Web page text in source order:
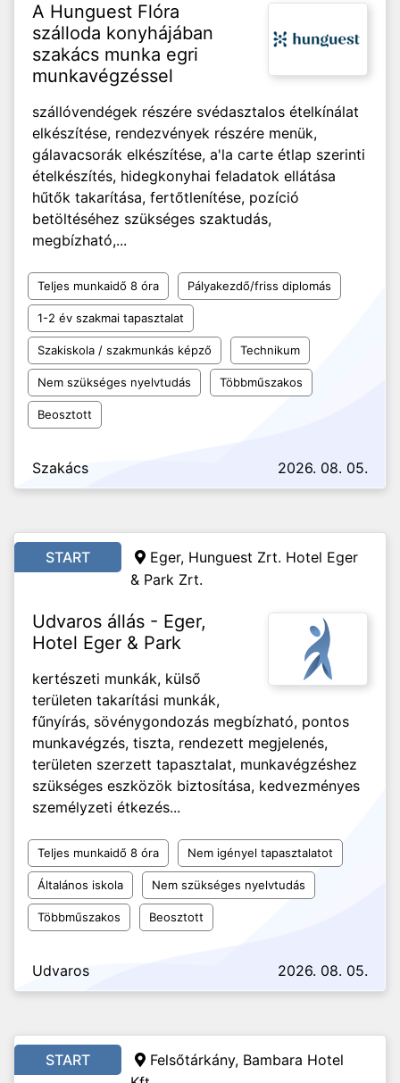
A Hunguest Flóra
szálloda konyhájában
szakács munka egri
munkavégzéssel
szállóvendégek részére svédasztalos ételkínálat
elkészítése, rendezvények részére menük,
gálavacsorák elkészítése, a'la carte étlap szerinti
ételkészítés, hidegkonyhai feladatok ellátása
hűtők takarítása, fertőtlenítése, pozíció
betöltéséhez szükséges szaktudás,
megbízható,...
Teljes munkaidő 8 óra Pályakezdő/friss diplomás
1-2 év szakmai tapasztalat
Szakiskola / szakmunkás képző Technikum
Nem szükséges nyelvtudás Többműszakos
Beosztott
Szakács 2026. 08. 05.
START Eger, Hunguest Zrt. Hotel Eger
& Park Zrt.
Udvaros állás - Eger,
Hotel Eger & Park
kertészeti munkák, külső
területen takarítási munkák,
fűnyírás, sövénygondozás megbízható, pontos
munkavégzés, tiszta, rendezett megjelenés,
területen szerzett tapasztalat, munkavégzéshez
szükséges eszközök biztosítása, kedvezményes
személyzeti étkezés...
Teljes munkaidő 8 óra Nem igényel tapasztalatot
Általános iskola Nem szükséges nyelvtudás
Többműszakos Beosztott
Udvaros 2026. 08. 05.
START Felsőtárkány, Bambara Hotel